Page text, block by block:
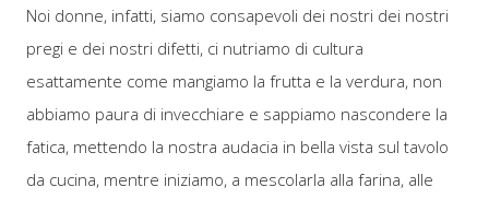
Noi donne, infatti, siamo consapevoli dei nostri dei nostri
pregi e dei nostri difetti, ci nutriamo di cultura
esattamente come mangiamo la frutta e la verdura, non
abbiamo paura di invecchiare e sappiamo nascondere la
fatica, mettendo la nostra audacia in bella vista sul tavolo
da cucina, mentre iniziamo, a mescolarla alla farina, alle